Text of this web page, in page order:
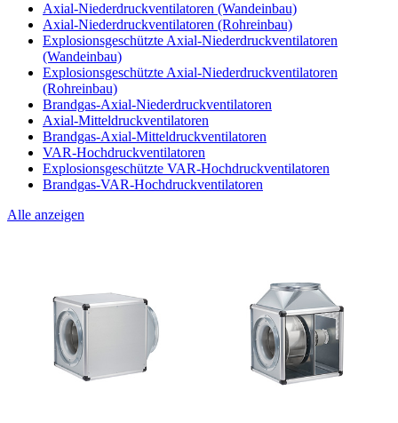
Axial-Niederdruckventilatoren (Wandeinbau)
Axial-Niederdruckventilatoren (Rohreinbau)
Explosionsgeschützte Axial-Niederdruckventilatoren
(Wandeinbau)
Explosionsgeschützte Axial-Niederdruckventilatoren
(Rohreinbau)
Brandgas-Axial-Niederdruckventilatoren
Axial-Mitteldruckventilatoren
Brandgas-Axial-Mitteldruckventilatoren
VAR-Hochdruckventilatoren
Explosionsgeschützte VAR-Hochdruckventilatoren
Brandgas-VAR-Hochdruckventilatoren
Alle anzeigen